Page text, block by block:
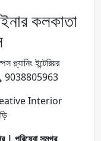
কলকাতা
ইন্টেরিয়র
📞 9038805963
Creative Interior